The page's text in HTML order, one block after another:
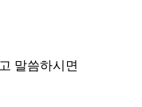
말씀하시면